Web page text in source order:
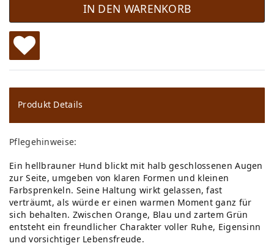
IN DEN WARENKORB
W
u
ns
ch
lis
te
Produkt Details
Pflegehinweise:
Ein hellbrauner Hund blickt mit halb geschlossenen Augen
zur Seite, umgeben von klaren Formen und kleinen
Farbsprenkeln. Seine Haltung wirkt gelassen, fast
verträumt, als würde er einen warmen Moment ganz für
sich behalten. Zwischen Orange, Blau und zartem Grün
entsteht ein freundlicher Charakter voller Ruhe, Eigensinn
und vorsichtiger Lebensfreude.